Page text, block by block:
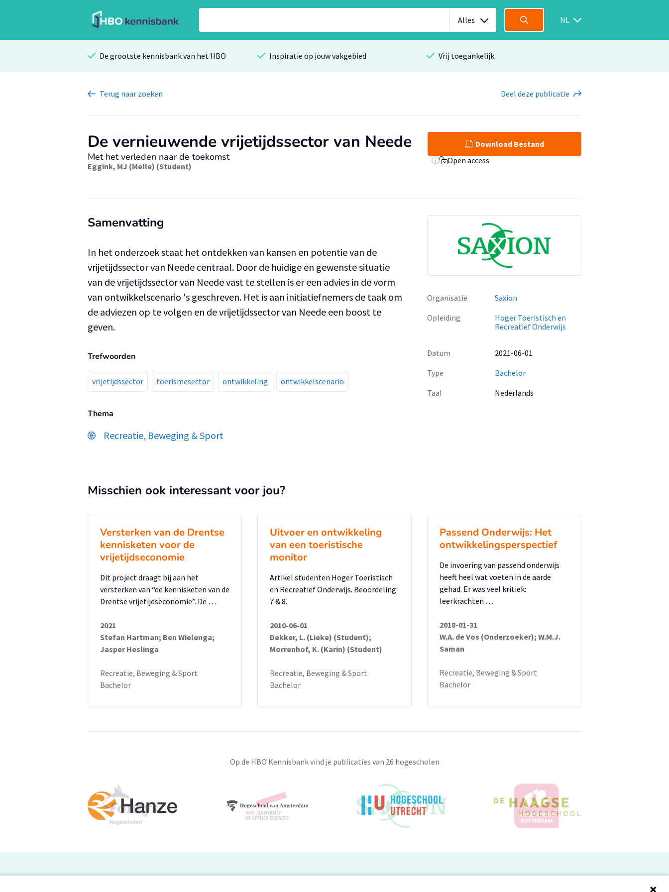
Alles NL
De grootste kennisbank van het HBO Inspiratie op jouw vakgebied Vrij toegankelijk
Terug naar zoeken Deel deze publicatie
De vernieuwende vrijetijdssector van Neede
Met het verleden naar de toekomst
Eggink, MJ (Melle) (Student)
Download Bestand
Open access
Samenvatting
In het onderzoek staat het ontdekken van kansen en potentie van de
vrijetijdssector van Neede centraal. Door de huidige en gewenste situatie
van de vrijetijdssector van Neede vast te stellen is er een advies in de vorm
van ontwikkelscenario 's geschreven. Het is aan initiatiefnemers de taak om
de adviezen op te volgen en de vrijetijdssector van Neede een boost te
geven.
Trefwoorden
vrijetijdssector toerismesector ontwikkeling ontwikkelscenario
Thema
Recreatie, Beweging & Sport
Organisatie
Saxion
Opleiding
Hoger Toeristisch en
Recreatief Onderwijs
Datum
2021-06-01
Type
Bachelor
Taal
Nederlands
Misschien ook interessant voor jou?
Versterken van de Drentse
kennisketen voor de
vrijetijdseconomie
Dit project draagt bij aan het
versterken van “de kennisketen van de
Drentse vrijetijdseconomie”. De …
2021
Stefan Hartman; Ben Wielenga;
Jasper Heslinga
Recreatie, Beweging & Sport
Bachelor
Uitvoer en ontwikkeling
van een toeristische
monitor
Artikel studenten Hoger Toeristisch
en Recreatief Onderwijs. Beoordeling:
7 & 8.
2010-06-01
Dekker, L. (Lieke) (Student);
Morrenhof, K. (Karin) (Student)
Recreatie, Beweging & Sport
Bachelor
Passend Onderwijs: Het
ontwikkelingsperspectief
De invoering van passend onderwijs
heeft heel wat voeten in de aarde
gehad. Er was veel kritiek:
leerkrachten …
2018-01-31
W.A. de Vos (Onderzoeker); W.M.J.
Saman
Recreatie, Beweging & Sport
Bachelor
Op de HBO Kennisbank vind je publicaties van 26 hogescholen